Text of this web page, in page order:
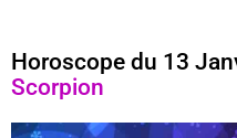
Horoscope du 13
Scorpion